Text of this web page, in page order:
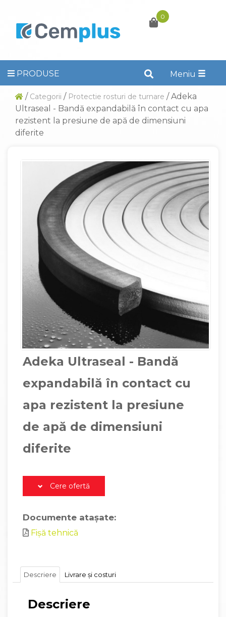
0
PRODUSE Meniu Toggle
/ Categorii / Protectie rosturi de turnare / Adeka
Ultraseal - Bandă expandabilă în contact cu apa
rezistent la presiune de apă de dimensiuni
diferite
Adeka Ultraseal - Bandă
expandabilă în contact cu
apa rezistent la presiune
de apă de dimensiuni
diferite
Cere ofertă
Documente atașate:
Fișă tehnică
Descriere Livrare și costuri
Descriere